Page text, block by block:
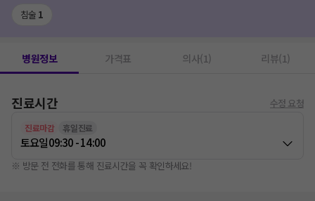
침술 1
병원정보 가격표 의사(1) 리뷰(1)
진료시간 수정 요청
진료마감 휴일진료
토요일09:30 - 14:00
※ 방문 전 전화를 통해 진료시간을 꼭 확인하세요!